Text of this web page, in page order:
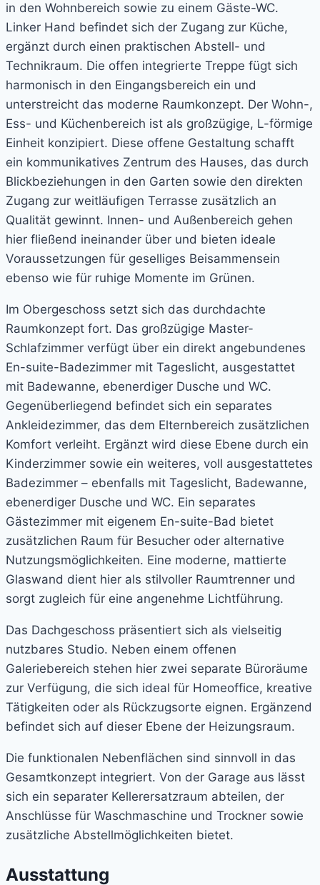
in den Wohnbereich sowie zu einem Gäste-WC.
Linker Hand befindet sich der Zugang zur Küche,
ergänzt durch einen praktischen Abstell- und
Technikraum. Die offen integrierte Treppe fügt sich
harmonisch in den Eingangsbereich ein und
unterstreicht das moderne Raumkonzept. Der Wohn-,
Ess- und Küchenbereich ist als großzügige, L-förmige
Einheit konzipiert. Diese offene Gestaltung schafft
ein kommunikatives Zentrum des Hauses, das durch
Blickbeziehungen in den Garten sowie den direkten
Zugang zur weitläufigen Terrasse zusätzlich an
Qualität gewinnt. Innen- und Außenbereich gehen
hier fließend ineinander über und bieten ideale
Voraussetzungen für geselliges Beisammensein
ebenso wie für ruhige Momente im Grünen.
Im Obergeschoss setzt sich das durchdachte
Raumkonzept fort. Das großzügige Master-
Schlafzimmer verfügt über ein direkt angebundenes
En-suite-Badezimmer mit Tageslicht, ausgestattet
mit Badewanne, ebenerdiger Dusche und WC.
Gegenüberliegend befindet sich ein separates
Ankleidezimmer, das dem Elternbereich zusätzlichen
Komfort verleiht. Ergänzt wird diese Ebene durch ein
Kinderzimmer sowie ein weiteres, voll ausgestattetes
Badezimmer – ebenfalls mit Tageslicht, Badewanne,
ebenerdiger Dusche und WC. Ein separates
Gästezimmer mit eigenem En-suite-Bad bietet
zusätzlichen Raum für Besucher oder alternative
Nutzungsmöglichkeiten. Eine moderne, mattierte
Glaswand dient hier als stilvoller Raumtrenner und
sorgt zugleich für eine angenehme Lichtführung.
Das Dachgeschoss präsentiert sich als vielseitig
nutzbares Studio. Neben einem offenen
Galeriebereich stehen hier zwei separate Büroräume
zur Verfügung, die sich ideal für Homeoffice, kreative
Tätigkeiten oder als Rückzugsorte eignen. Ergänzend
befindet sich auf dieser Ebene der Heizungsraum.
Die funktionalen Nebenflächen sind sinnvoll in das
Gesamtkonzept integriert. Von der Garage aus lässt
sich ein separater Kellerersatzraum abteilen, der
Anschlüsse für Waschmaschine und Trockner sowie
zusätzliche Abstellmöglichkeiten bietet.
Ausstattung